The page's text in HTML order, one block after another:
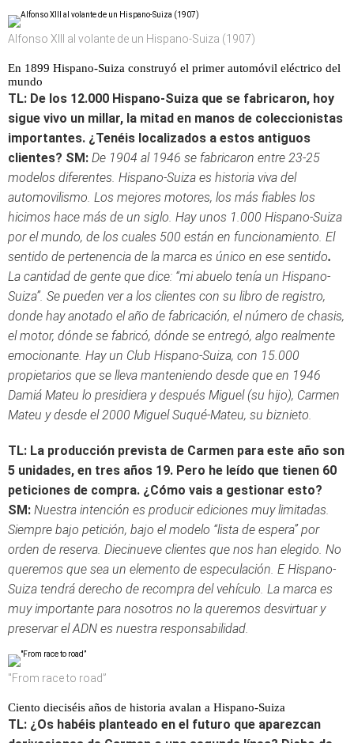
Alfonso XIII al volante de un Hispano-Suiza (1907)
En 1899 Hispano-Suiza construyó el primer automóvil eléctrico del
mundo
TL: De los 12.000 Hispano-Suiza que se fabricaron, hoy
sigue vivo un millar, la mitad en manos de coleccionistas
importantes. ¿Tenéis localizados a estos antiguos
clientes? SM: De 1904 al 1946 se fabricaron entre 23-25
modelos diferentes. Hispano-Suiza es historia viva del
automovilismo. Los mejores motores, los más fiables los
hicimos hace más de un siglo. Hay unos 1.000 Hispano-Suiza
por el mundo, de los cuales 500 están en funcionamiento. El
sentido de pertenencia de la marca es único en ese sentido.
La cantidad de gente que dice: “mi abuelo tenía un Hispano-
Suiza”. Se pueden ver a los clientes con su libro de registro,
donde hay anotado el año de fabricación, el número de chasis,
el motor, dónde se fabricó, dónde se entregó, algo realmente
emocionante. Hay un Club Hispano-Suiza, con 15.000
propietarios que se lleva manteniendo desde que en 1946
Damiá Mateu lo presidiera y después Miguel (su hijo), Carmen
Mateu y desde el 2000 Miguel Suqué-Mateu, su biznieto.
TL: La producción prevista de Carmen para este año son
5 unidades, en tres años 19. Pero he leído que tienen 60
peticiones de compra. ¿Cómo vais a gestionar esto?
SM: Nuestra intención es producir ediciones muy limitadas.
Siempre bajo petición, bajo el modelo “lista de espera” por
orden de reserva. Diecinueve clientes que nos han elegido. No
queremos que sea un elemento de especulación. E Hispano-
Suiza tendrá derecho de recompra del vehículo. La marca es
muy importante para nosotros no la queremos desvirtuar y
preservar el ADN es nuestra responsabilidad.
"From race to road”
Ciento dieciséis años de historia avalan a Hispano-Suiza
TL: ¿Os habéis planteado en el futuro que aparezcan